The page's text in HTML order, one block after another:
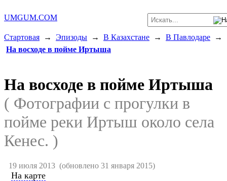
UMGUM.COM
Стартовая → Эпизоды → В Казахстане → В Павлодаре →
На восходе в пойме Иртыша
На восходе в пойме Иртыша
( Фотографии с прогулки в
пойме реки Иртыш около села
Кенес. )
19 июля 2013(обновлено 31 января 2015)
На карте